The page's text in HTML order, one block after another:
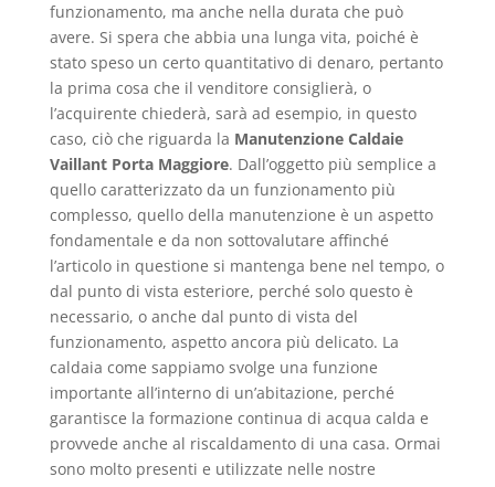
funzionamento, ma anche nella durata che può
avere. Si spera che abbia una lunga vita, poiché è
stato speso un certo quantitativo di denaro, pertanto
la prima cosa che il venditore consiglierà, o
l’acquirente chiederà, sarà ad esempio, in questo
caso, ciò che riguarda la Manutenzione Caldaie
Vaillant Porta Maggiore. Dall’oggetto più semplice a
quello caratterizzato da un funzionamento più
complesso, quello della manutenzione è un aspetto
fondamentale e da non sottovalutare affinché
l’articolo in questione si mantenga bene nel tempo, o
dal punto di vista esteriore, perché solo questo è
necessario, o anche dal punto di vista del
funzionamento, aspetto ancora più delicato. La
caldaia come sappiamo svolge una funzione
importante all’interno di un’abitazione, perché
garantisce la formazione continua di acqua calda e
provvede anche al riscaldamento di una casa. Ormai
sono molto presenti e utilizzate nelle nostre